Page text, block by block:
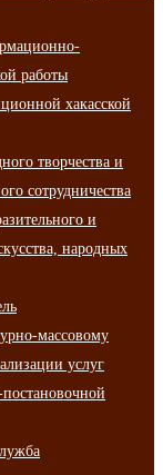
работы
хакасской
творчества и
сотрудничества
и
народных
массовому
услуг